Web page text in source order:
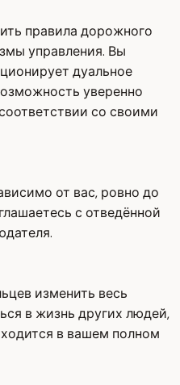
правила дорожного
управления. Вы
дуальное
уверенно
со своими
от вас, ровно до
с отведённой
изменить весь
в жизнь других людей,
в вашем полном